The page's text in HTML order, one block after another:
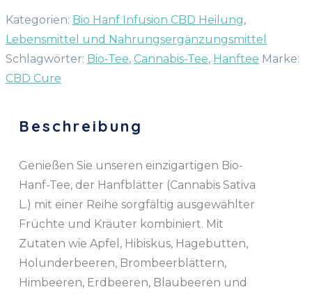
Kategorien: Bio Hanf Infusion CBD Heilung,
Lebensmittel und Nahrungsergänzungsmittel
Schlagwörter: Bio-Tee, Cannabis-Tee, Hanftee Marke:
CBD Cure
Beschreibung
Genießen Sie unseren einzigartigen Bio-
Hanf-Tee, der Hanfblätter (Cannabis Sativa
L.) mit einer Reihe sorgfältig ausgewählter
Früchte und Kräuter kombiniert. Mit
Zutaten wie Apfel, Hibiskus, Hagebutten,
Holunderbeeren, Brombeerblättern,
Himbeeren, Erdbeeren, Blaubeeren und